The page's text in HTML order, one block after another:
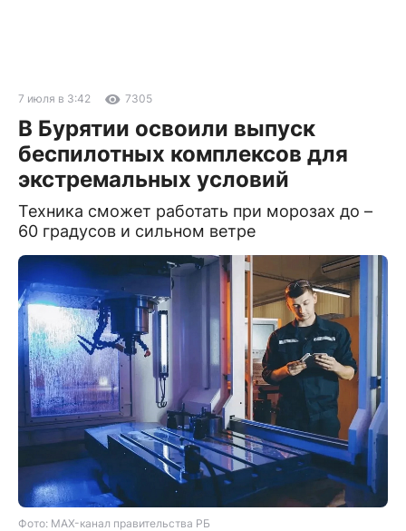
7 июля в 3:42 7305
В Бурятии освоили выпуск
беспилотных комплексов для
экстремальных условий
Техника сможет работать при морозах до –
60 градусов и сильном ветре
Фото: MAX-канал правительства РБ